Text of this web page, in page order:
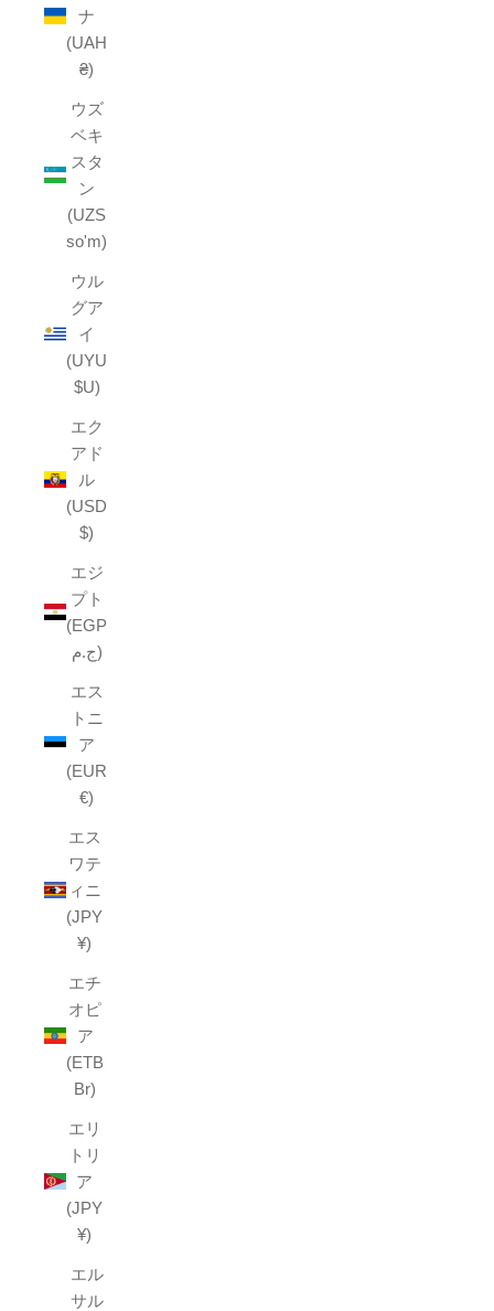
ナ
(UAH
₴)
ウズ
ベキ
スタ
ン
(UZS
so'm)
ウル
グア
イ
(UYU
$U)
エク
アド
ル
(USD
$)
エジ
プト
(EGP
ج.م)
エス
トニ
ア
(EUR
€)
エス
ワテ
ィニ
(JPY
¥)
エチ
オピ
ア
(ETB
Br)
エリ
トリ
ア
(JPY
¥)
エル
サル